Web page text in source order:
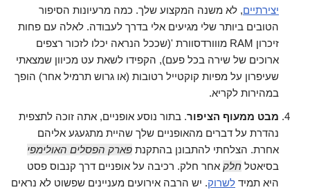
יצירתיים, לא משנה המקצוע שלך. כמה מרעיונות הסיפור
הטובים ביותר שלי מגיעים אלי בדרך לעבודה. לאלה עם פחות
זיכרון RAM מווורדסוורת '(שככל הנראה יכלו לזכור רצפים
ארוכים של שירה בכל פעם), הקפידו לשאת עט מכיוון שמצאתי
שעיפרון על מפיות קוקטייל רטובות (או גרוש תרמיל אחר) הופך
במהירות לקריא.
מבט ממעוף הציפור. בתור נוסע אופניים, אתה זוכה לתצפית
נהדרת על דברים מהאופניים שלך שהיית מתגעגע אליהם
אחרת. הצלחתי להתבונן בהתקנת פארק הפסלים האולימפי
בסיאטל חלק אחר חלק. רכיבה על אופניים דרך קנבוס פסט
היא תמיד לשרוק. יש הרבה אירועים מעניינים שפשוט לא נראים